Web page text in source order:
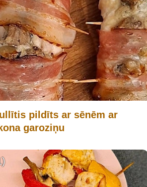
pildīts ar sēnēm ar
garoziņu